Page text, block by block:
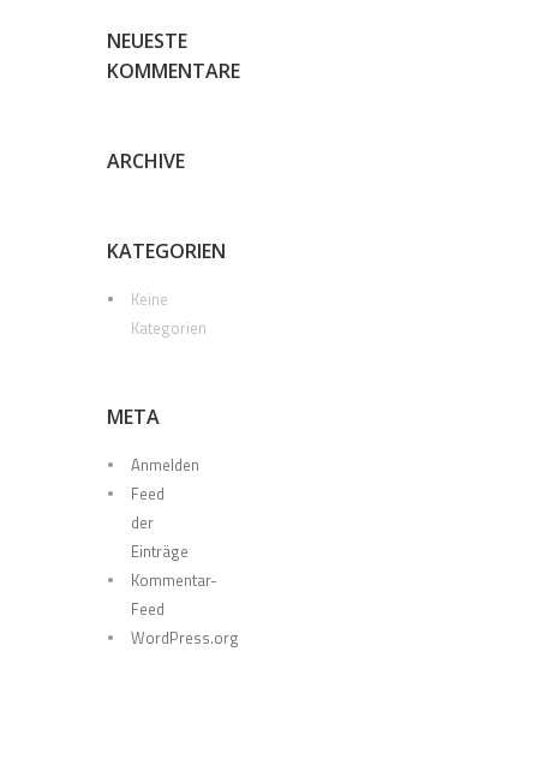
NEUESTE
KOMMENTARE
ARCHIVE
KATEGORIEN
Keine
Kategorien
META
Anmelden
Feed
der
Einträge
Kommentar-
Feed
WordPress.org